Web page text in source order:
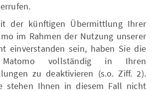
der künftigen Übermittlung Ihrer
im Rahmen der Nutzung unserer
einverstanden sein, haben Sie die
Matomo vollständig in Ihren
zu deaktivieren (s.o. Ziff. 2).
stehen Ihnen in diesem Fall nicht